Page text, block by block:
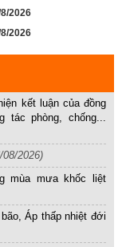
2026
2026
kết luận của đồng
tác phòng, chống...
08/2026)
mùa mưa khốc liệt
Áp thấp nhiệt đới